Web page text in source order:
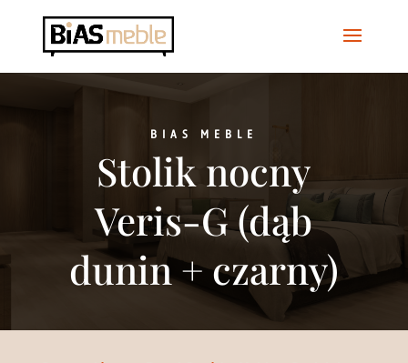
BIAS MEBLE
Stolik nocny
Veris-G (dąb
dunin + czarny)